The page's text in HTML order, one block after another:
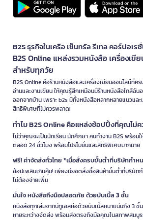
B2S ธุรกิจในเครือ เซ็นทรัล รีเทล คอร์ปอเ
B2S Online แหล่งรวมหนังสือ เครื่องเขี
สำหรับทุกวัย
B2S Online คือร้านหนังสือและเครื่องเขียนออนไลน์ที่ค
อ่านและงานเขียน ให้คุณรู้สึกเหมือนมีร้านหนังสือใกล้ฉัน
ออกจากบ้าน เพราะ b2s มีทั้งหนังสือหลากหลายแนวแ
สิทธิพิเศษที่ไม่ควรพลาด!
ทำไม B2S Online คือแหล่งช้อปปิ้งที่คุณไม่
ไม่ว่าคุณจะเป็นนักเรียน นักศึกษา คนทำงาน B2S พร้อ
ตลอด 24 ชั่วโมง พร้อมโปรโมชั่นและสิทธิพิเศษมากมาย
ฟรี! ค่าจัดส่งทั่วไทย *เมื่อสั่งครบขั้นต่ำที่บริษัทกำห
ช้อปเพลินเกินคุ้ม! เพียงมียอดสั่งซื้อสินค้าขั้นต่ำที่บริษัท
ไม่ต้องจ่ายเพิ่ม
มั่นใจ หนังสือถึงมือปลอดภัย ด้วยบับเบิ้ล 3 ชั้น
หนังสือทุกเล่มจากบีทูเอสห่อด้วยบับเบิ้ลหนาแน่นถึง 3 ชั้
หายระหว่างจัดส่ง พร้อมส่งตรงถึงมือคุณในสภาพสมบู